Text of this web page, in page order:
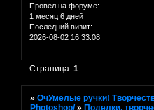
Провел на форуме:
1 месяц 6 дней
Последний визит:
2026-08-02 16:33:08
Страница:1
»ОчУмелые ручки!
Photoshop/ »Поделки,